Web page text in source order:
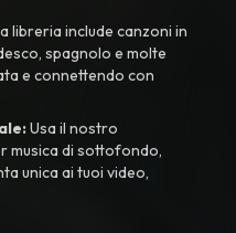
libreria include canzoni in
spagnolo e molte
e connettendo con
Usa il nostro
musica di sottofondo,
unica ai tuoi video,